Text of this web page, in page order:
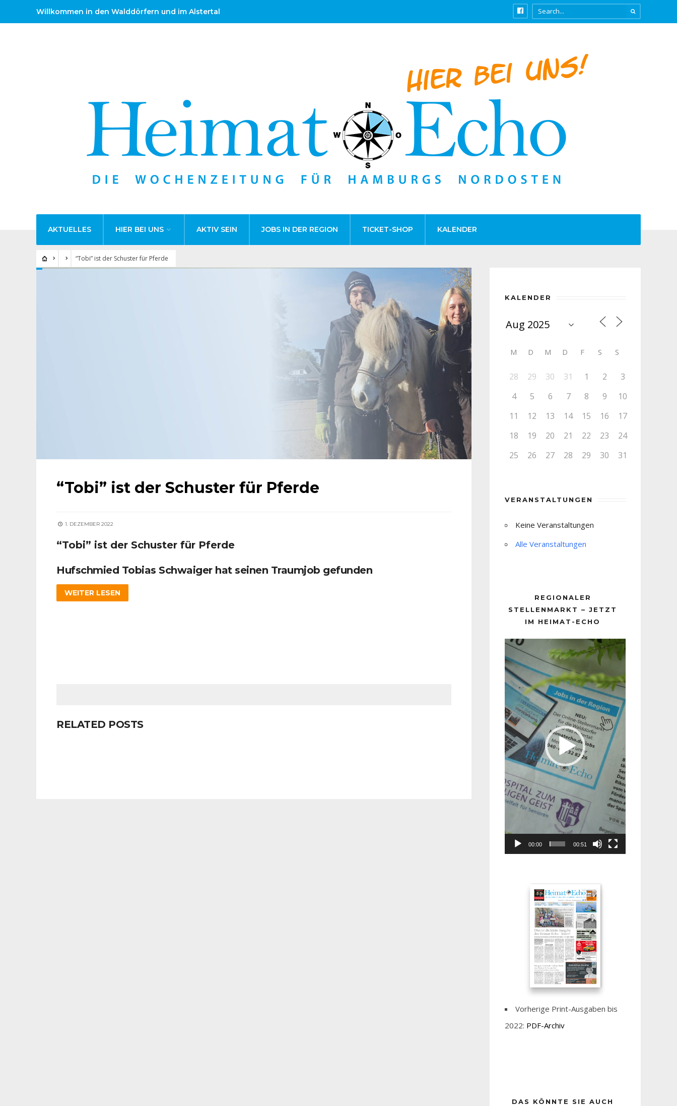
Willkommen in den Walddörfern und im Alstertal
AKTUELLES HIER BEI UNS AKTIV SEIN JOBS IN DER REGION TICKET-SHOP KALENDER
“Tobi” ist der Schuster für Pferde
“Tobi” ist der Schuster für Pferde
1. DEZEMBER 2022
“Tobi” ist der Schuster für Pferde
Hufschmied Tobias Schwaiger hat seinen Traumjob gefunden
WEITER LESEN
RELATED POSTS
KALENDER
M D M D F S S
28 29 30 31 1 2
3
4
5 6 7 8 9
10
11
12 13 14 15 16
17
18
19 20 21 22 23
24
25
26 27 28 29 30 31
VERANSTALTUNGEN
Keine Veranstaltungen
Alle Veranstaltungen
REGIONALER
STELLENMARKT – JETZT
IM HEIMAT-ECHO
Player
00:00 00:51
Vorherige Print-Ausgaben bis
2022: PDF-Archiv
DAS KÖNNTE SIE AUCH